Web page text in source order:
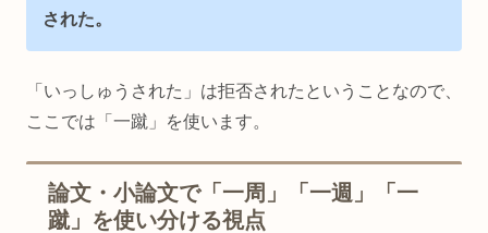
された。
「いっしゅうされた」は拒否されたということなので、
ここでは「一蹴」を使います。
論文・小論文で「一周」「一週」「一
蹴」を使い分ける視点